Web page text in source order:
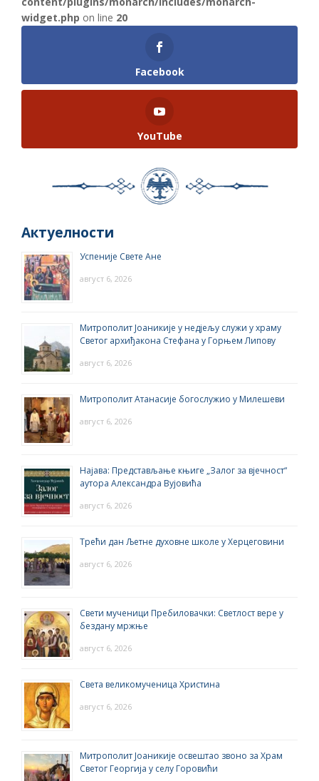
widget.php on line 20
Facebook
YouTube
Актуелности
Успеније Свете Ане
август 6, 2026
Митрополит Јоаникије у недјељу служи у храму
Светог архиђакона Стефана у Горњем Липову
август 6, 2026
Митрополит Атанасије богослужио у Милешеви
август 6, 2026
Најава: Представљање књиге „Залог за вјечност“
аутора Александра Вујовића
август 6, 2026
Трећи дан Љетне духовне школе у Херцеговини
август 6, 2026
Свети мученици Пребиловачки: Светлост вере у
бездану мржње
август 6, 2026
Света великомученица Христина
август 6, 2026
Митрополит Јоаникије освештао звоно за Храм
Светог Георгија у селу Горовићи